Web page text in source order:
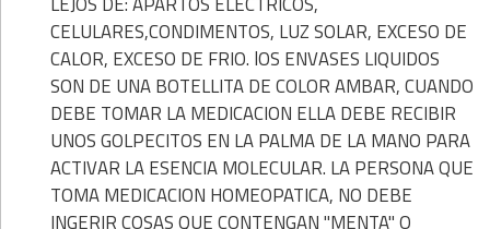
CELULARES,CONDIMENTOS, LUZ SOLAR, EXCESO DE
CALOR, EXCESO DE FRIO. lOS ENVASES LIQUIDOS
SON DE UNA BOTELLITA DE COLOR AMBAR, CUANDO
DEBE TOMAR LA MEDICACION ELLA DEBE RECIBIR
UNOS GOLPECITOS EN LA PALMA DE LA MANO PARA
ACTIVAR LA ESENCIA MOLECULAR. LA PERSONA QUE
TOMA MEDICACION HOMEOPATICA, NO DEBE
INGERIR COSAS QUE CONTENGAN "MENTA" O